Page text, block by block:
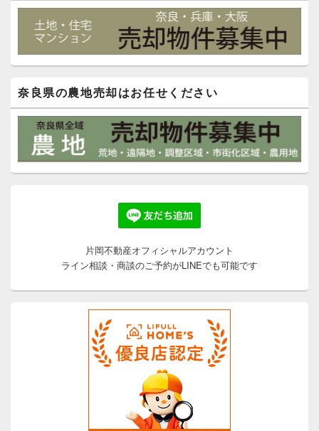
奈良県の農地売却はお任せください
片岡不動産オフィシャルアカウント
ライン相談・商談のご予約がLINEでも可能です